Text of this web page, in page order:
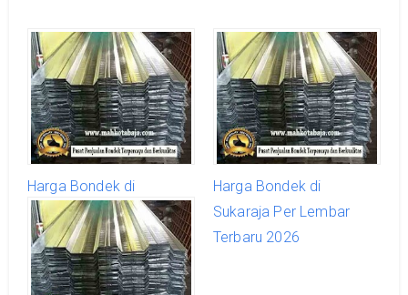
Harga Bondek di
Sukajaya Per Lembar
Terbaru 2026
Harga Bondek di
Sukaraja Per Lembar
Terbaru 2026